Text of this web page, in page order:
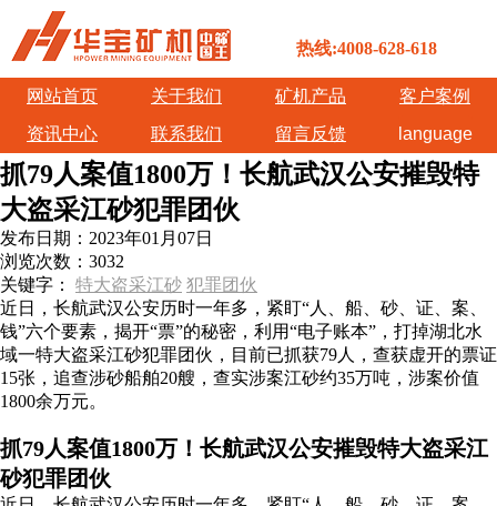
热线:4008-628-618
网站首页 关于我们 矿机产品
客户案例
资讯中心
联系我们 留言反馈 language
抓79人案值1800万！长航武汉公安摧毁特
大盗采江砂犯罪团伙
发布日期： 2023年01月07日
浏览次数： 3032
关键字： 特大盗采江砂 犯罪团伙
近日，长航武汉公安历时一年多，紧盯“人、船、砂、证、案、
钱”六个要素，揭开“票”的秘密，利用“电子账本”，打掉湖北水
域一特大盗采江砂犯罪团伙，目前已抓获79人，查获虚开的票证
15张，追查涉砂船舶20艘，查实涉案江砂约35万吨，涉案价值
1800余万元。
抓79人案值1800万！长航武汉公安摧毁特大盗采江
砂犯罪团伙